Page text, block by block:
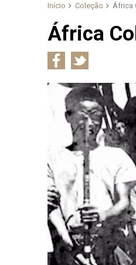
Início Coleção África
África